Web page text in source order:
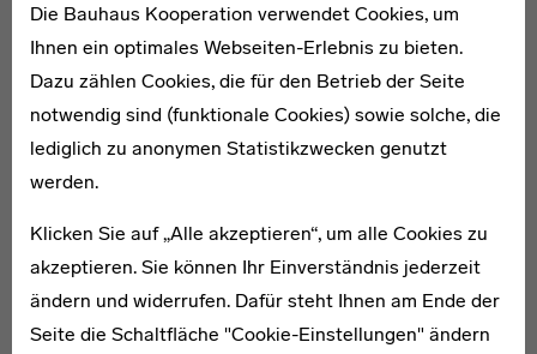
Die Bauhaus Kooperation verwendet Cookies, um
Ihnen ein optimales Webseiten-Erlebnis zu bieten.
Dazu zählen Cookies, die für den Betrieb der Seite
notwendig sind (funktionale Cookies) sowie solche, die
lediglich zu anonymen Statistikzwecken genutzt
werden.
Klicken Sie auf „Alle akzeptieren“, um alle Cookies zu
akzeptieren. Sie können Ihr Einverständnis jederzeit
ändern und widerrufen. Dafür steht Ihnen am Ende der
Seite die Schaltfläche "Cookie-Einstellungen" ändern
Else Fretzdorff
1877–1940